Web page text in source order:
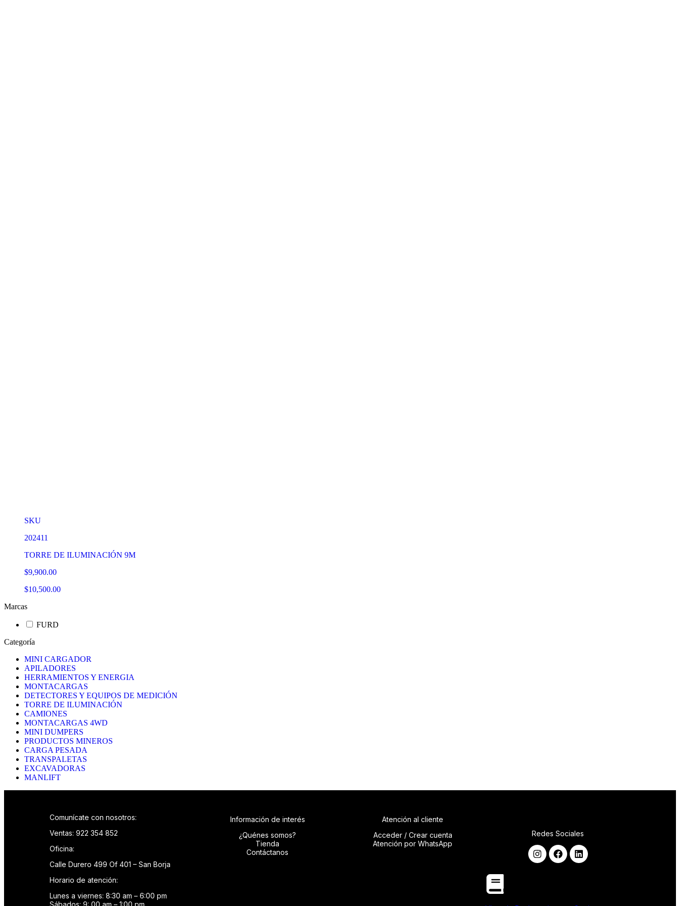
SKU
202411
TORRE DE ILUMINACIÓN 9M
$9,900.00
$10,500.00
Marcas
FURD
Categoría
MINI CARGADOR
APILADORES
HERRAMIENTOS Y ENERGIA
MONTACARGAS
DETECTORES Y EQUIPOS DE MEDICIÓN
TORRE DE ILUMINACIÓN
CAMIONES
MONTACARGAS 4WD
MINI DUMPERS
PRODUCTOS MINEROS
CARGA PESADA
TRANSPALETAS
EXCAVADORAS
MANLIFT
Comunícate con nosotros:
Ventas: 922 354 852
Oficina:
Calle Durero 499 Of 401 – San Borja
Horario de atención:
Lunes a viernes: 8:30 am – 6:00 pm
Información de interés
¿Quénes somos?
Tienda
Contáctanos
Atención al cliente
Acceder / Crear cuenta
Atención por WhatsApp
Redes Sociales